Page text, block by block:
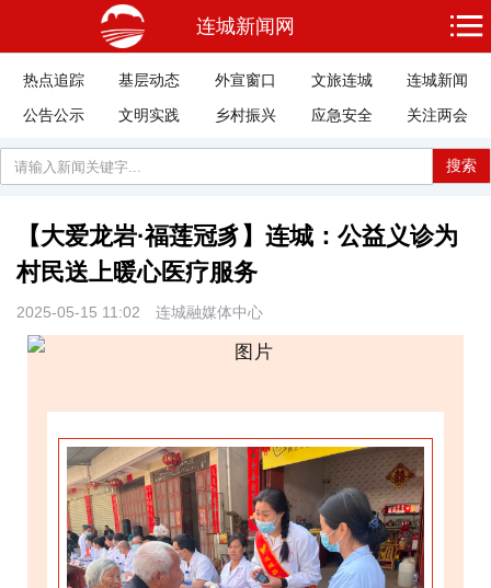
连城新闻网
热点追踪 基层动态 外宣窗口 文旅连城
连城新闻
公告公示
文明实践 乡村振兴 应急安全 关注两会
搜索
【大爱龙岩·福莲冠豸】连城：公益义诊为
村民送上暖心医疗服务
2025-05-15 11:02 连城融媒体中心